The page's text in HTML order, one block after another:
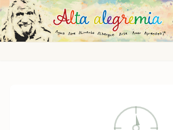
Saltar al contenido principal